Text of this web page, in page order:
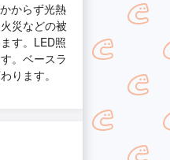
からず光熱
災などの被
す。LED照
。ベースラ
ります。